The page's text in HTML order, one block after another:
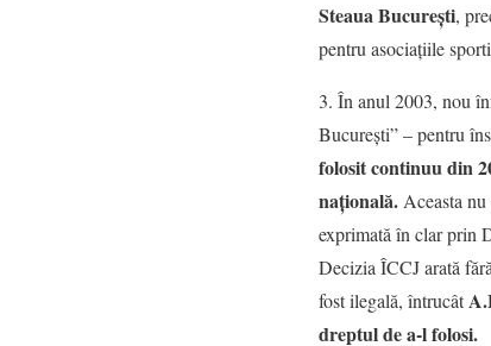
Steaua București,
pentru asociațiile
3. În anul 2003, nou
București” – pentru
folosit continuu din
națională. Aceasta
exprimată în clar prin
Decizia ÎCCJ arată
fost ilegală, întrucât
dreptul de a-l folosi.